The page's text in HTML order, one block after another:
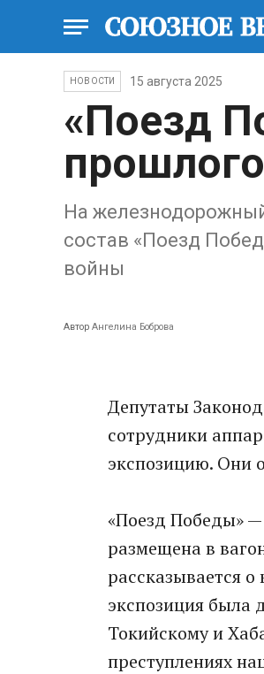
НОВОСТИ 15 августа 2025
«Поезд
На
состав «Поезд
войны
Автор Ангелина Боброва
Депутаты
сотрудники
экспозицию. Они
«Поезд Победы» —
размещена в
рассказывается
экспозиция была
Токийскому и
преступлениях